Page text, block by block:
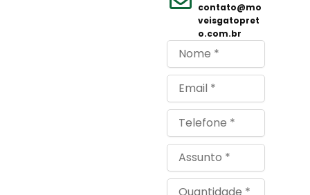
contato@mo
veisgatopret
o.com.br
Nome
Email
Telefone
Assunto
Quantidade